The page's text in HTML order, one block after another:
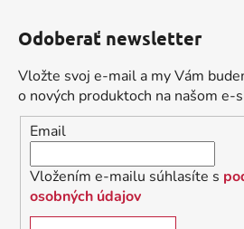
d
c
i
e
p
v
Odoberať newsletter
Vložte svoj e-mail a my Vám
o nových produktoch na našom e-
Email
Vložením e-mailu súhlasíte s
osobných údajov